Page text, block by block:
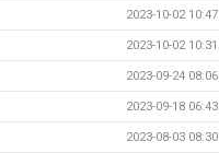
2023-10-02 10:47
2023-10-02 10:31
2023-09-24 08:06
2023-09-18 06:43
2023-08-03 08:30